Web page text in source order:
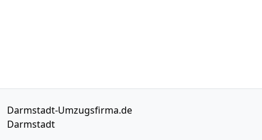
Darmstadt-Umzugsfirma.de
Darmstadt